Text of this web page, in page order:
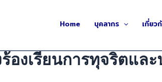
Home บุคลากร เกี่ยว
องเรียนการทุจริตแล